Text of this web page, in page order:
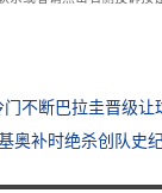
不断巴拉圭晋级让
奥补时绝杀创队史